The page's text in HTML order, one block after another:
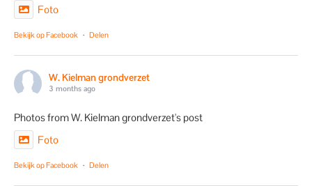
Foto
Bekijk op Facebook · Delen
W. Kielman grondverzet
3 months ago
Photos from W. Kielman grondverzet's post
Foto
Bekijk op Facebook · Delen